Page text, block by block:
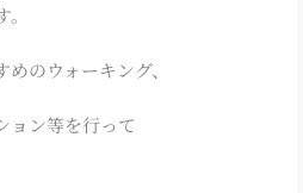
のウォーキング、
ョン等を行って